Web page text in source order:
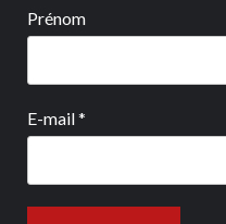
Prénom
E-mail*